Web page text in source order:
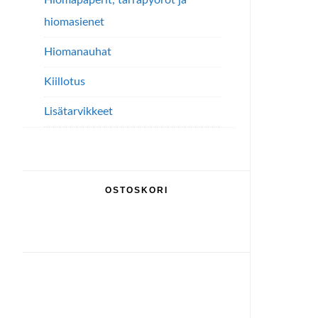
hiomasienet
Hiomanauhat
Kiillotus
Lisätarvikkeet
OSTOSKORI